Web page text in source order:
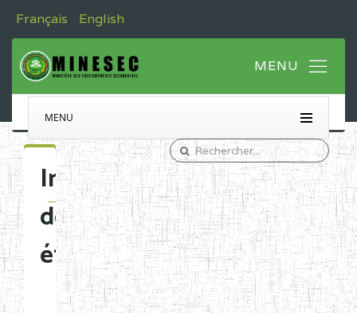
Français English
MENU
Immatriculation
des
établissements